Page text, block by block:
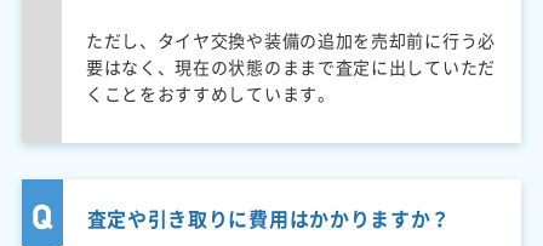
ただし、タイヤ交換や装備の追加を売却前に行う必
要はなく、現在の状態のままで査定に出していただ
くことをおすすめしています。
査定や引き取りに費用はかかりますか？